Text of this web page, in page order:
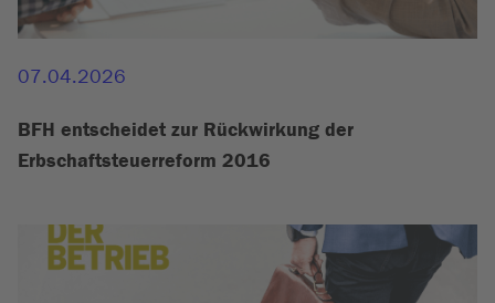
07.04.2026
BFH entscheidet zur Rückwirkung der
Erbschaftsteuerreform 2016